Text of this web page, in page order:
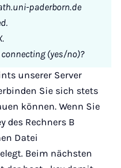
paderborn.de
(yes/no)?
unserer Server
Sie sich stets
können. Wenn Sie
des Rechners B
Datei
Beim nächsten